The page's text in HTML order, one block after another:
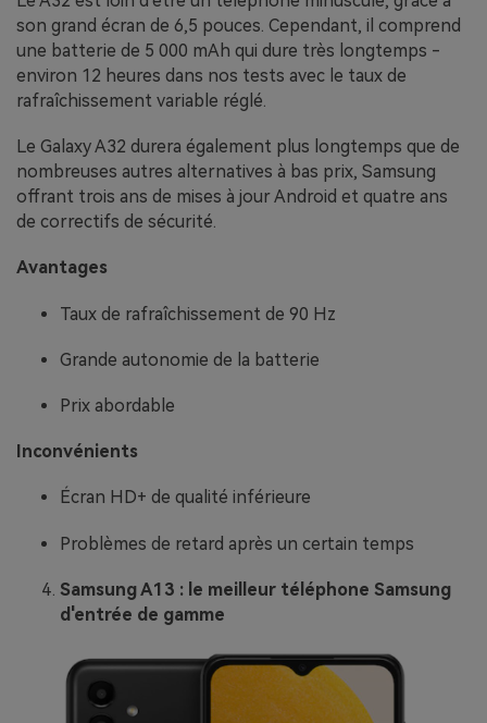
son grand écran de 6,5 pouces. Cependant, il comprend
une batterie de 5 000 mAh qui dure très longtemps -
environ 12 heures dans nos tests avec le taux de
rafraîchissement variable réglé.
Le Galaxy A32 durera également plus longtemps que de
nombreuses autres alternatives à bas prix, Samsung
offrant trois ans de mises à jour Android et quatre ans
de correctifs de sécurité.
Avantages
Taux de rafraîchissement de 90 Hz
Grande autonomie de la batterie
Prix abordable
Inconvénients
Écran HD+ de qualité inférieure
Problèmes de retard après un certain temps
Samsung A13 : le meilleur téléphone Samsung
d'entrée de gamme